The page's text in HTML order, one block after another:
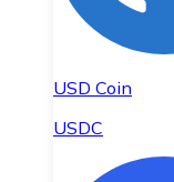
USD Coin
USDC